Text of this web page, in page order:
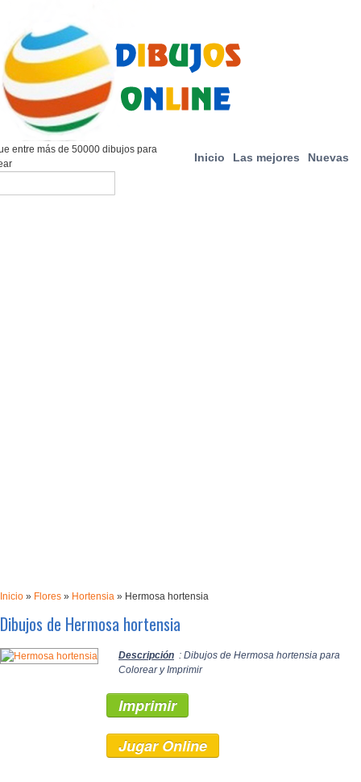
Inicio Las mejores Nuevas
entre más de 50000 dibujos para
Inicio » Flores » Hortensia » Hermosa hortensia
Dibujos de Hermosa hortensia
Descripción : Dibujos de Hermosa hortensia para
Colorear y Imprimir
Imprimir
Jugar Online